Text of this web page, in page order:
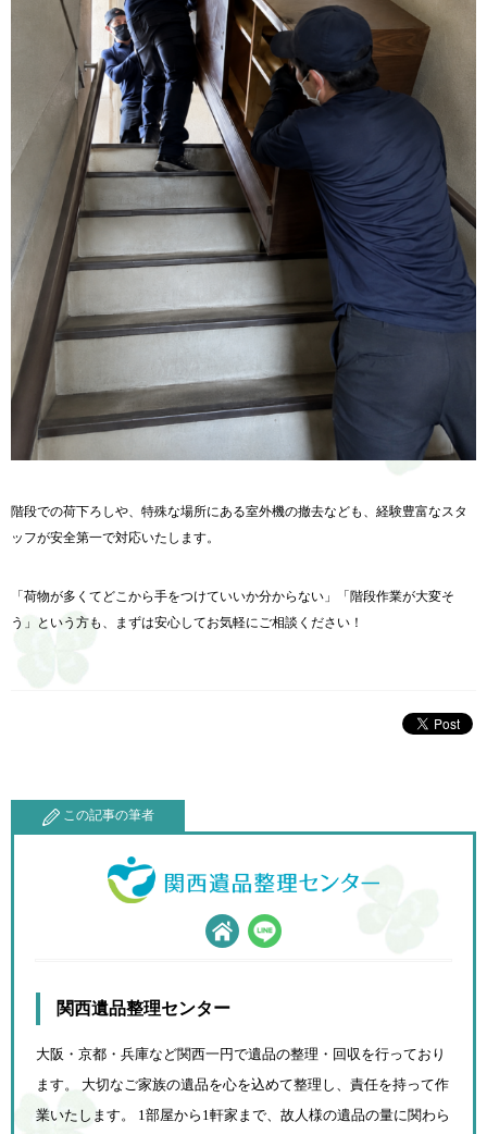
階段での荷下ろしや、特殊な場所にある室外機の撤去なども、経験豊富なスタ
ッフが安全第一で対応いたします。
「荷物が多くてどこから手をつけていいか分からない」「階段作業が大変そ
う」という方も、まずは安心してお気軽にご相談ください！
この記事の筆者
関西遺品整理センター
大阪・京都・兵庫など関西一円で遺品の整理・回収を行っており
ます。 大切なご家族の遺品を心を込めて整理し、責任を持って作
業いたします。 1部屋から1軒家まで、故人様の遺品の量に関わら